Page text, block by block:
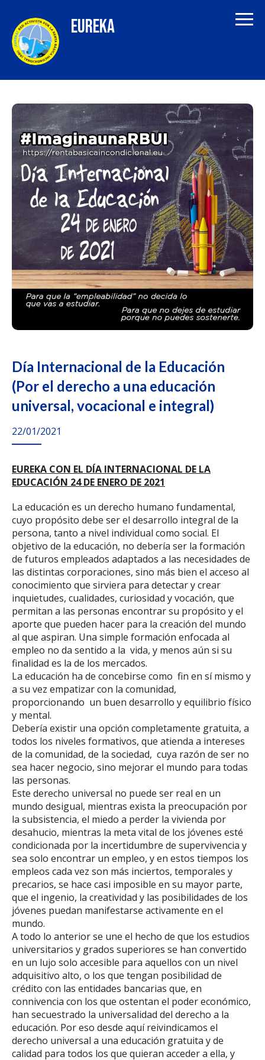
EUREKA
Día Internacional de la Educación
(Por el derecho a una educación
universal, vocacional e integral)
22/01/2021
EUREKA CON EL DÍA INTERNACIONAL DE LA
EDUCACIÓN 24 DE ENERO DE 2021
La educación es un derecho humano fundamental,
cuyo propósito debe ser el desarrollo integral de la
persona, tanto a nivel individual como social. El
objetivo de la educación, no debería ser la formación
de futuros empleados adaptados a las necesidades de
las distintas corporaciones, sino más bien el acceso al
conocimiento que sirviera para detectar y crear
inquietudes, cualidades, curiosidad y vocación, que
permitan a las personas encontrar su propósito y el
aporte que pueden hacer para la creación del mundo
al que aspiran. Una simple formación enfocada al
empleo no da sentido a la vida, y menos aún si su
finalidad es la de los mercados.
La educación ha de concebirse como fin en sí mismo y
a su vez empatizar con la comunidad,
proporcionando un buen desarrollo y equilibrio físico
y mental.
Debería existir una opción completamente gratuita, a
todos los niveles formativos, que atienda a intereses
de la comunidad, de la sociedad, cuya razón de ser no
sea hacer negocio, sino mejorar el mundo para todas
las personas.
Este derecho universal no puede ser real en un
mundo desigual, mientras exista la preocupación por
la subsistencia, el miedo a perder la vivienda por
desahucio, mientras la meta vital de los jóvenes esté
condicionada por la incertidumbre de supervivencia y
sea solo encontrar un empleo, y en estos tiempos los
empleos cada vez son más inciertos, temporales y
precarios, se hace casi imposible en su mayor parte,
que el ingenio, la creatividad y las posibilidades de los
jóvenes puedan manifestarse activamente en el
mundo.
A todo lo anterior se une el hecho de que los estudios
universitarios y grados superiores se han convertido
en un lujo solo accesible para aquellos con un nivel
adquisitivo alto, o los que tengan posibilidad de
crédito con las entidades bancarias que, en
connivencia con los que ostentan el poder económico,
han secuestrado la universalidad del derecho a la
educación. Por eso desde aquí reivindicamos el
derecho universal a una educación gratuita y de
calidad para todos los que quieran acceder a ella, y